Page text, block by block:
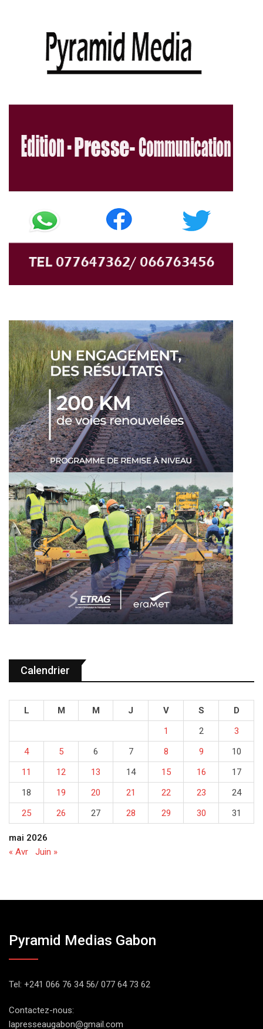
Calendrier
mai 2026
L M M J V S
D
1
2
3
4
5 6 7 8 9
10
11
12 13 14 15 16
17
18
19 20 21 22 23
24
25
26 27 28 29 30 31
« Avr Juin »
Pyramid Medias Gabon
Tel: +241 066 76 34 56/ 077 64 73 62
Contactez-nous:
lapresseaugabon@gmail.com